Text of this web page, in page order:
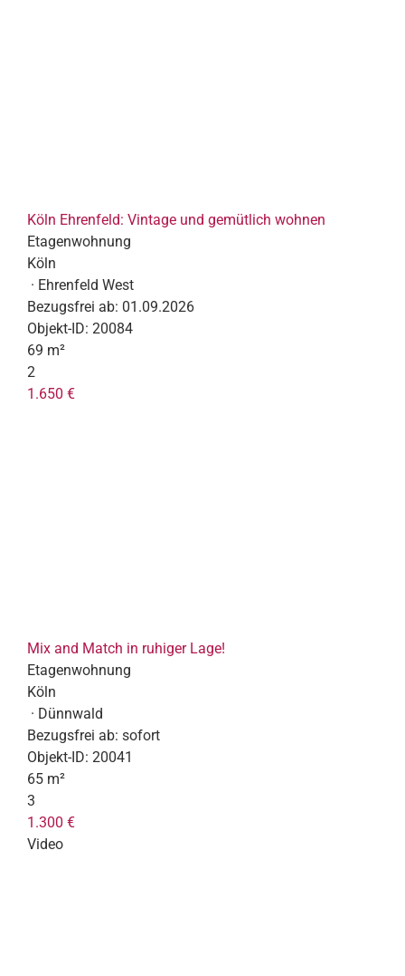
Köln Ehrenfeld: Vintage und gemütlich wohnen
Etagenwohnung
Köln
· Ehrenfeld West
Bezugsfrei ab: 01.09.2026
Objekt-ID: 20084
69 m²
2
1.650 €
Mix and Match in ruhiger Lage!
Etagenwohnung
Köln
· Dünnwald
Bezugsfrei ab: sofort
Objekt-ID: 20041
65 m²
3
1.300 €
Video